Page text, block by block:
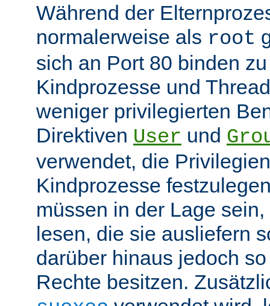
Während der
normalerweise als root
sich an Port 80 binden
Kindprozesse und
weniger privilegierten
Direktiven User und
verwendet, die
Kindprozesse
müssen in der Lage
lesen, die sie ausliefern
darüber hinaus jedoch
Rechte besitzen.